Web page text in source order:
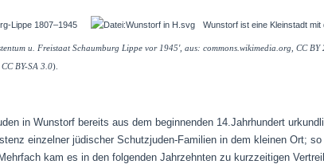
Wunstorf ist eine Kleinstadt
u. Freistaat Schaumburg Lippe vor 1945', aus: commons.wikimedia.org, CC
BY-SA 3.0).
in Wunstorf bereits aus dem beginnenden 14.Jahrhundert
einzelner jüdischer Schutzjuden-Familien in dem kleinen Ort;
kam es in den folgenden Jahrzehnten zu kurzzeitigen